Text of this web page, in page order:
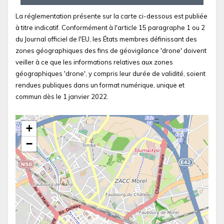
La réglementation présente sur la carte ci-dessous est publiée
à titre indicatif. Conformément à l'article 15 paragraphe 1 ou 2
du Journal officiel de l'EU, les États membres définissant des
zones géographiques des fins de géovigilance 'drone' doivent
veiller à ce que les informations relatives aux zones
géographiques 'drone', y compris leur durée de validité, soient
rendues publiques dans un format numérique, unique et
commun dès le 1 janvier 2022.